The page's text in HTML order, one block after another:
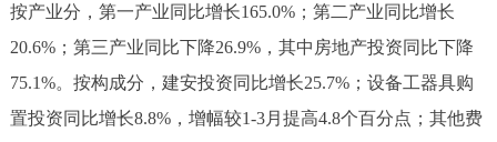
按产业分，第一产业同比增长165.0%；第二产业同比增长
20.6%；第三产业同比下降26.9%，其中房地产投资同比下降
75.1%。按构成分，建安投资同比增长25.7%；设备工器具购
置投资同比增长8.8%，增幅较1-3月提高4.8个百分点；其他费